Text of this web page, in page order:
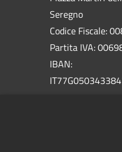
Seregno
Codice Fiscale:
Partita IVA:
IBAN: